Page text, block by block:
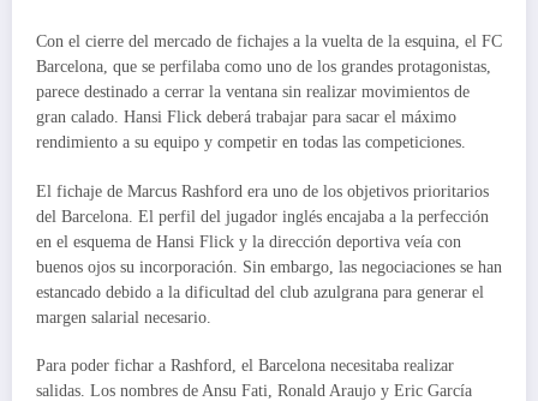
Con el cierre del mercado de fichajes a la vuelta de la esquina, el FC
Barcelona, que se perfilaba como uno de los grandes protagonistas,
parece destinado a cerrar la ventana sin realizar movimientos de
gran calado. Hansi Flick deberá trabajar para sacar el máximo
rendimiento a su equipo y competir en todas las competiciones.
El fichaje de Marcus Rashford era uno de los objetivos prioritarios
del Barcelona. El perfil del jugador inglés encajaba a la perfección
en el esquema de Hansi Flick y la dirección deportiva veía con
buenos ojos su incorporación. Sin embargo, las negociaciones se han
estancado debido a la dificultad del club azulgrana para generar el
margen salarial necesario.
Para poder fichar a Rashford, el Barcelona necesitaba realizar
salidas. Los nombres de Ansu Fati, Ronald Araujo y Eric García